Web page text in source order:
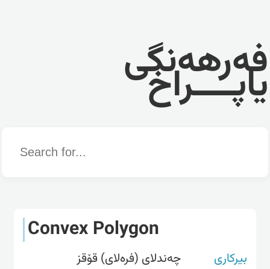
فەرهەنگی
یاپــــراخ
Word
Convex Polygon
بیرکاری چەندلای (فرەلای) قۆقز